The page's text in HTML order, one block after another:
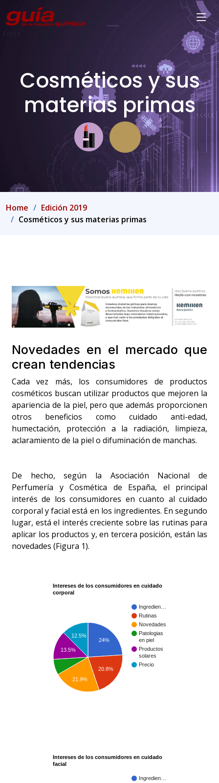
Cosméticos y sus
materias primas
Home
Edición 2019
Cosméticos y sus materias primas
Novedades en el mercado que
crean tendencias
Cada vez más, los consumidores de productos
cosméticos buscan utilizar productos que mejoren la
apariencia de la piel, pero que además proporcionen
otros beneficios como cuidado anti-edad,
humectación, protección a la radiación, limpieza,
aclaramiento de la piel o difuminación de manchas.
De hecho, según la Asociación Nacional de
Perfumería y Cosmética de España, el principal
interés de los consumidores en cuanto al cuidado
corporal y facial está en los ingredientes. En segundo
lugar, está el interés creciente sobre las rutinas para
aplicar los productos y, en tercera posición, están las
novedades (Figura 1).
Intereses de los consumidores en cuidado
corporal
Ingredien…
Rutinas
Novedades
Patologias
en piel
Productos
solares
Precio
24%
20.8%
12.5%
13.5%
21.9%
Intereses de los consumidores en cuidado
facial
Ingredien…